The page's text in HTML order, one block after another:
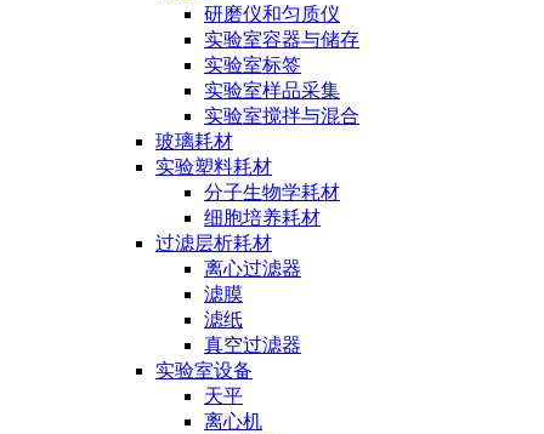
研磨仪和匀质仪
实验室容器与储存
实验室标签
实验室样品采集
实验室搅拌与混合
玻璃耗材
实验塑料耗材
分子生物学耗材
细胞培养耗材
过滤层析耗材
离心过滤器
滤膜
滤纸
真空过滤器
实验室设备
天平
离心机